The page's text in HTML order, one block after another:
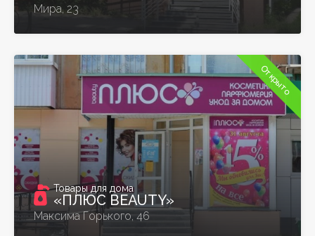
Мира, 23
Открыто
Товары для дома
«ПЛЮС BEAUTY»
Максима Горького, 46